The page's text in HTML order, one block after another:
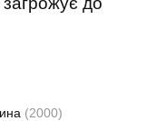
(2000)